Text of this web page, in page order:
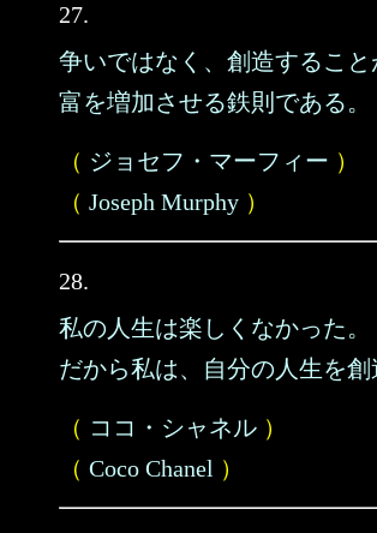
27.
争いではなく、創造すること
富を増加させる鉄則である。
（ ジョセフ・マーフィー ）
（ Joseph Murphy ）
28.
私の人生は楽しくなかった。
だから私は、自分の人生を創
（ ココ・シャネル ）
（ Coco Chanel ）